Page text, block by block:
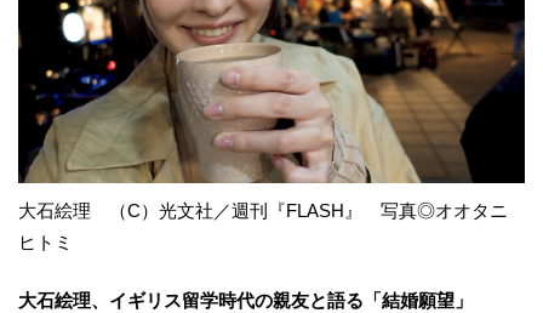
大石絵理 （C）光文社／週刊『FLASH』 写真◎オオタニ
ヒトミ
大石絵理、イギリス留学時代の親友と語る「結婚願望」